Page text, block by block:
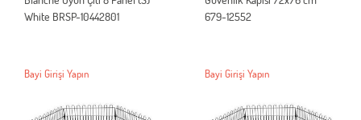
White BRSP-10442801
Bayi Girişi Yapın
679-12552
Bayi Girişi Yapın